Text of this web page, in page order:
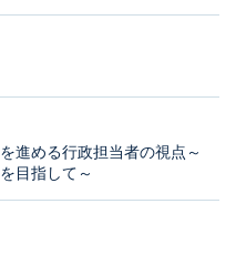
進める行政担当者の視点～
目指して～